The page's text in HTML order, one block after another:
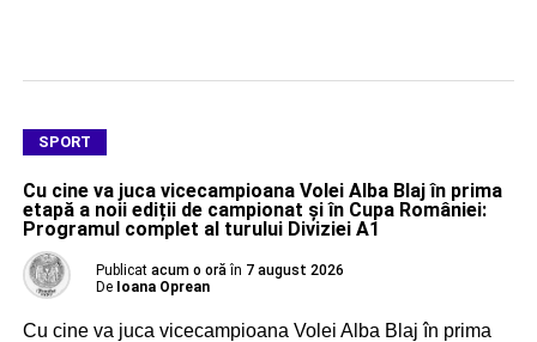
SPORT
Cu cine va juca vicecampioana Volei Alba Blaj în prima
etapă a noii ediții de campionat și în Cupa României:
Programul complet al turului Diviziei A1
Publicat acum o oră în 7 august 2026
De Ioana Oprean
Cu cine va juca vicecampioana Volei Alba Blaj în prima